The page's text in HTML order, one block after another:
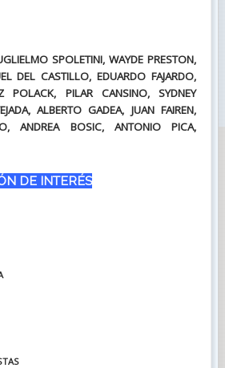
SPOLETINI, WAYDE PRESTON,
DEL CASTILLO, EDUARDO FAJARDO,
POLACK, PILAR CANSINO, SYDNEY
ALBERTO GADEA, JUAN FAIREN,
ANDREA BOSIC, ANTONIO PICA,
DE INTERÉS